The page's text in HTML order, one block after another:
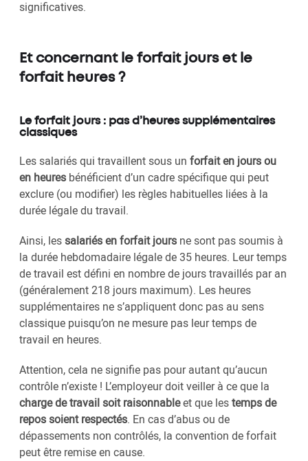
significatives.
Et concernant le forfait jours et le
forfait heures ?
Le forfait jours : pas d’heures supplémentaires
classiques
Les salariés qui travaillent sous un forfait en jours ou
en heures bénéficient d’un cadre spécifique qui peut
exclure (ou modifier) les règles habituelles liées à la
durée légale du travail.
Ainsi, les salariés en forfait jours ne sont pas soumis à
la durée hebdomadaire légale de 35 heures. Leur temps
de travail est défini en nombre de jours travaillés par an
(généralement 218 jours maximum). Les heures
supplémentaires ne s’appliquent donc pas au sens
classique puisqu’on ne mesure pas leur temps de
travail en heures.
Attention, cela ne signifie pas pour autant qu’aucun
contrôle n’existe ! L’employeur doit veiller à ce que la
charge de travail soit raisonnableet que lestemps de
repos soient respectés. En cas d’abus ou de
dépassements non contrôlés, la convention de forfait
peut être remise en cause.